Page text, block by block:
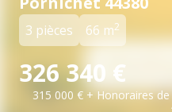
3 pièces 66 m2
326 340 €
315 000 € + Honoraires